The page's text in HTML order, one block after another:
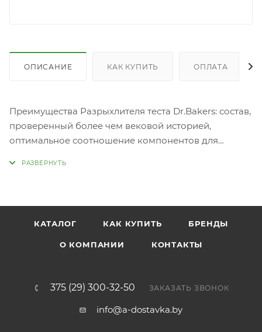
ОПИСАНИЕ КАК КУПИТЬ ОПЛАТА
Преимущества Разрыхлителя теста Dr.Bakers: состав,
проверенный более чем вековой историей,
оптимальное соотношение компонентов для
максимальный симметричный подъем теста, делает
песочное тесто более нежным и рассыпчатым,
КАТАЛОГ КАК КУПИТЬ БРЕНДЫ
О КОМПАНИИ КОНТАКТЫ
375 (29) 300-32-50 ЗАКАЗАТЬ ЗВОНОК
info@a-dostavka.by